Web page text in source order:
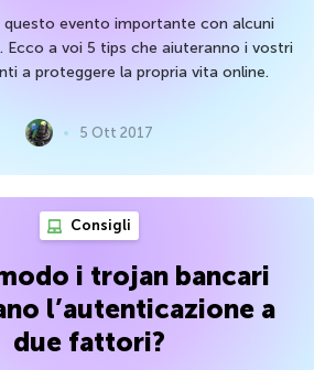
questo evento importante con alcuni
Ecco a voi 5 tips che aiuteranno i vostri
a proteggere la propria vita online.
5 Ott 2017
Consigli
i trojan bancari
l’autenticazione a
due fattori?